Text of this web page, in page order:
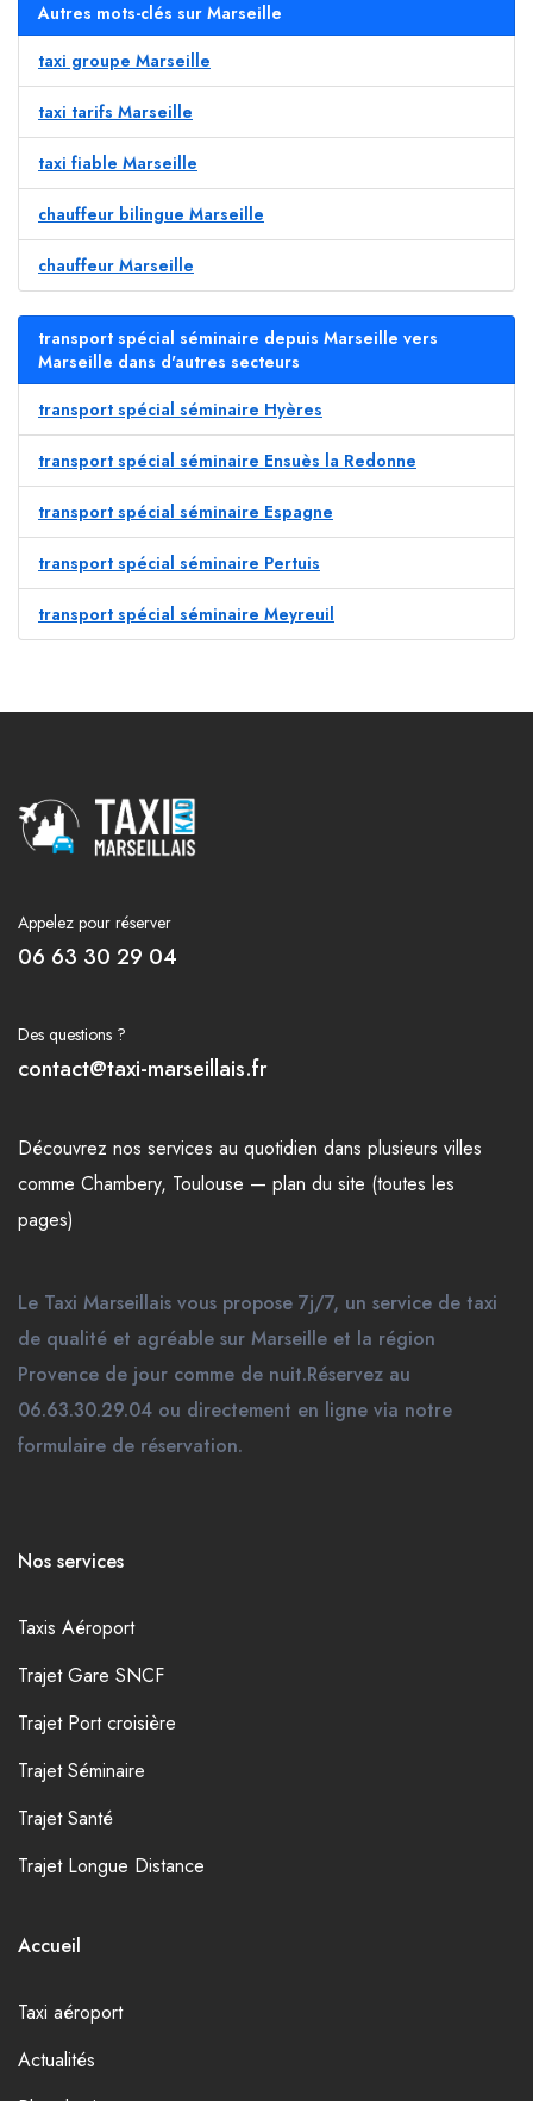
Autres mots-clés sur Marseille
taxi groupe Marseille
taxi tarifs Marseille
taxi fiable Marseille
chauffeur bilingue Marseille
chauffeur Marseille
transport spécial séminaire depuis Marseille vers
Marseille dans d'autres secteurs
transport spécial séminaire Hyères
transport spécial séminaire Ensuès la Redonne
transport spécial séminaire Espagne
transport spécial séminaire Pertuis
transport spécial séminaire Meyreuil
Appelez pour réserver
06 63 30 29 04
Des questions ?
contact@taxi-marseillais.fr
Découvrez nos services au quotidien dans plusieurs villes
comme Chambery, Toulouse — plan du site (toutes les
pages)
Le Taxi Marseillais vous propose 7j/7, un service de taxi
de qualité et agréable sur Marseille et la région
Provence de jour comme de nuit.Réservez au
06.63.30.29.04 ou directement en ligne via notre
formulaire de réservation.
Nos services
Taxis Aéroport
Trajet Gare SNCF
Trajet Port croisière
Trajet Séminaire
Trajet Santé
Trajet Longue Distance
Accueil
Taxi aéroport
Actualités